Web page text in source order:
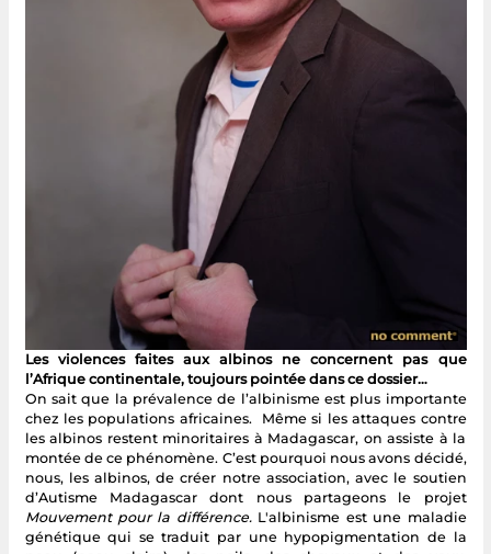
Les violences faites aux albinos ne concernent pas que
l’Afrique continentale, toujours pointée dans ce dossier…
On sait que la prévalence de l’albinisme est plus importante
chez les populations africaines. Même si les attaques contre
les albinos restent minoritaires à Madagascar, on assiste à la
montée de ce phénomène. C’est pourquoi nous avons décidé,
nous, les albinos, de créer notre association, avec le soutien
d’Autisme Madagascar dont nous partageons le projet
Mouvement pour la différence.L'albinisme est une maladie
génétique qui se traduit par une hypopigmentation de la